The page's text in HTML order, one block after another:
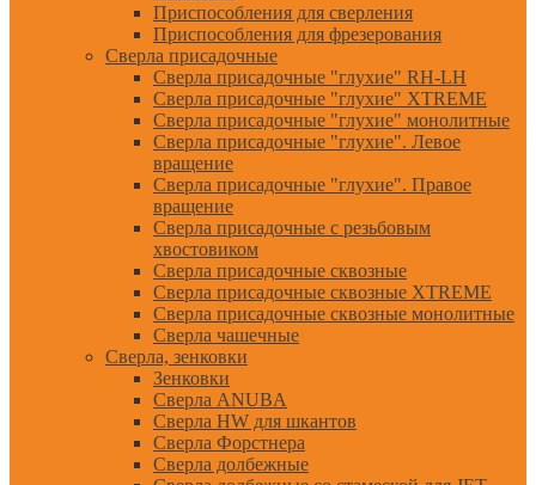
Приспособления для сверления
Приспособления для фрезерования
Сверла присадочные
Сверла присадочные "глухие" RH-LH
Сверла присадочные "глухие" XTREME
Сверла присадочные "глухие" монолитные
Сверла присадочные "глухие". Левое
вращение
Сверла присадочные "глухие". Правое
вращение
Сверла присадочные с резьбовым
хвостовиком
Сверла присадочные сквозные
Сверла присадочные сквозные XTREME
Сверла присадочные сквозные монолитные
Сверла чашечные
Сверла, зенковки
Зенковки
Сверла ANUBA
Сверла HW для шкантов
Сверла Форстнера
Сверла долбежные